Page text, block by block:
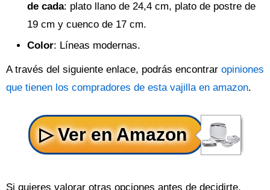
de cada: plato llano de 24,4 cm, plato de postre de
19 cm y cuenco de 17 cm.
Color: Líneas modernas.
A través del siguiente enlace, podrás encontrar opiniones
que tienen los compradores de esta vajilla en amazon.
Si quieres valorar otras opciones antes de decidirte,